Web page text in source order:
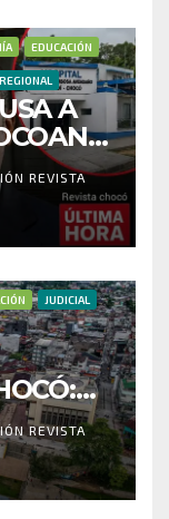
EDUCACIÓN
REGIONAL
A
DEL
REVISTA
JUDICIAL
LA
REVISTA